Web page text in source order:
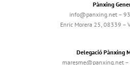
Pànxing
info@panxing.net –
Enric Morera 25, 08339 –
Delegació Pànxing
maresme@panxing.net